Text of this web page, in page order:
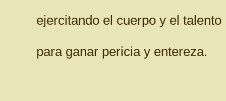
ejercitando el cuerpo y el talento
para ganar pericia y entereza.